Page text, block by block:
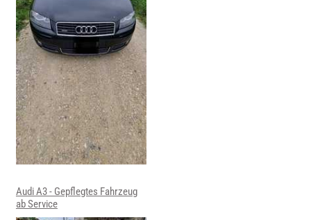
Audi A3 - Gepflegtes Fahrzeug
ab Service